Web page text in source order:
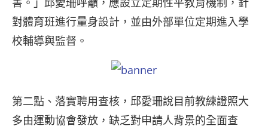
對體育班進行量身設計，並由外部單位定期進入學
校輔導與監督。
第二點、落實聘用查核，邱愛珊說目前教練證照大
多由運動協會發放，缺乏對申請人背景的全面查